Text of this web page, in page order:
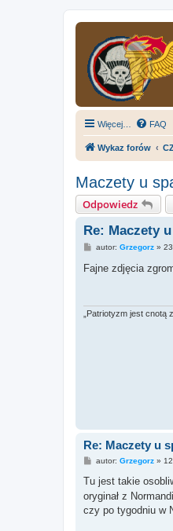
Więcej… FAQ
Wykaz forów
Maczety u
Odpowiedz
Re: Maczety
P
s
t
autor: Grzegorz»
Fajne zdjęcia
„Patriotyzm jest cnotą
Re: Maczety u
P
s
autor: Grzegorz»
Tu jest takie
oryginał z
czy po tygodniu w